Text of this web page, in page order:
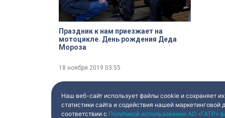
Праздник к нам приезжает на
мотоцикле. День рождения Деда
Мороза
18 ноября 2019 03:55
Наш веб-сайт использует файлы cookie и сохраняет
статистики сайта и содействия нашей
соответствии с Политикой использования АО «ГАТР»